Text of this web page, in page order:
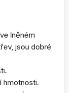
lněném
jsou dobré
hmotnosti.